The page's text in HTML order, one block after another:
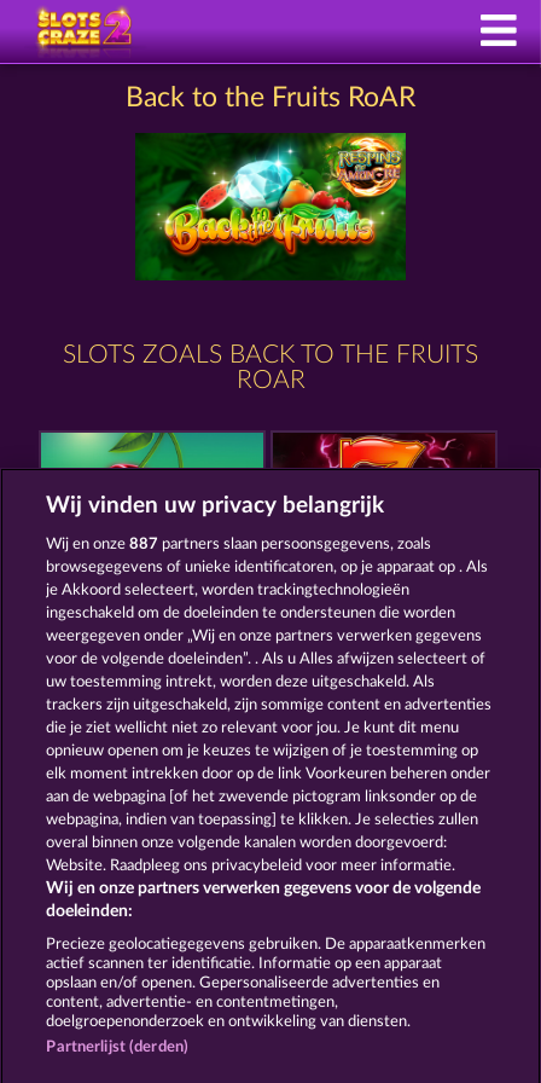
Back to the Fruits RoAR
SLOTS ZOALS BACK TO THE FRUITS
ROAR
FRUITS FIRST DIAMOND TREASURES MIGHTY 40
BACK TO THE FRUITS EXPLODIAC RHFP
Algemene voorwaarden Privacyverklaring
Colofon Bedrijf FAQ Facebook
Terugbetalingsverzoek indienen
Wij vinden uw privacy belangrijk
Wij en onze887 partners slaan persoonsgegevens, zoals
browsegegevens of unieke identificatoren, op je apparaat op . Als
je Akkoord selecteert, worden trackingtechnologieën
ingeschakeld om de doeleinden te ondersteunen die worden
weergegeven onder „Wij en onze partners verwerken gegevens
voor de volgende doeleinden”. . Als u Alles afwijzen selecteert of
uw toestemming intrekt, worden deze uitgeschakeld. Als
trackers zijn uitgeschakeld, zijn sommige content en advertenties
die je ziet wellicht niet zo relevant voor jou. Je kunt dit menu
opnieuw openen om je keuzes te wijzigen of je toestemming op
elk moment intrekken door op de link Voorkeuren beheren onder
aan de webpagina [of het zwevende pictogram linksonder op de
webpagina, indien van toepassing] te klikken. Je selecties zullen
overal binnen onze volgende kanalen worden doorgevoerd:
Website. Raadpleeg ons privacybeleid voor meer informatie.
Wij en onze partners verwerken gegevens voor de volgende
doeleinden:
Precieze geolocatiegegevens gebruiken. De apparaatkenmerken
actief scannen ter identificatie. Informatie op een apparaat
opslaan en/of openen. Gepersonaliseerde advertenties en
content, advertentie- en contentmetingen,
doelgroepenonderzoek en ontwikkeling van diensten.
Partnerlijst (derden)